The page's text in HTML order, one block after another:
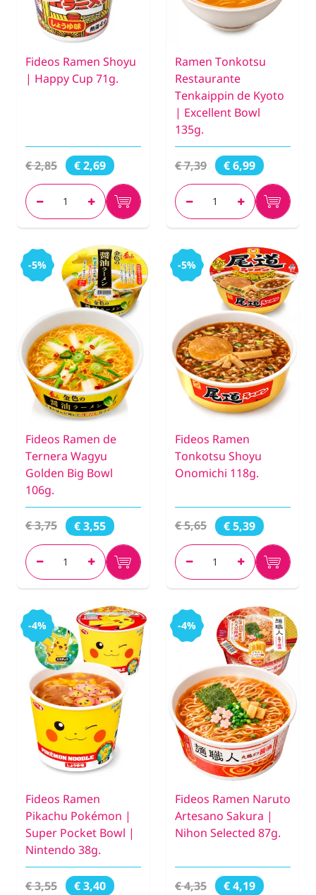
Fideos Ramen Shoyu
| Happy Cup 71g.
€ 2,85 € 2,69
Ramen Tonkotsu
Restaurante
Tenkaippin de Kyoto
| Excellent Bowl
135g.
€ 7,39 € 6,99
-5%
Fideos Ramen de
Ternera Wagyu
Golden Big Bowl
106g.
€ 3,75 € 3,55
-5%
Fideos Ramen
Tonkotsu Shoyu
Onomichi 118g.
€ 5,65 € 5,39
-4%
Fideos Ramen
Pikachu Pokémon |
Super Pocket Bowl |
Nintendo 38g.
€ 3,55 € 3,40
-4%
Fideos Ramen Naruto
Artesano Sakura |
Nihon Selected 87g.
€ 4,35 € 4,19